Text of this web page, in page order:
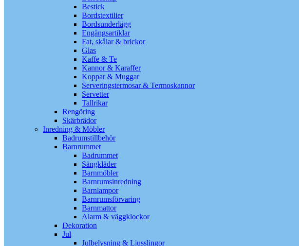
Bestick
Bordstextilier
Bordsunderlägg
Engångsartiklar
Fat, skålar & brickor
Glas
Kaffe & Te
Kannor & Karaffer
Koppar & Muggar
Serveringstermosar & Termoskannor
Servetter
Tallrikar
Rengöring
Skärbrädor
Inredning & Möbler
Badrumstillbehör
Barnrummet
Badrummet
Sängkläder
Barnmöbler
Barnrumsinredning
Barnlampor
Barnrumsförvaring
Barnmattor
Alarm & väggklockor
Dekoration
Jul
Julbelysning & Ljusslingor